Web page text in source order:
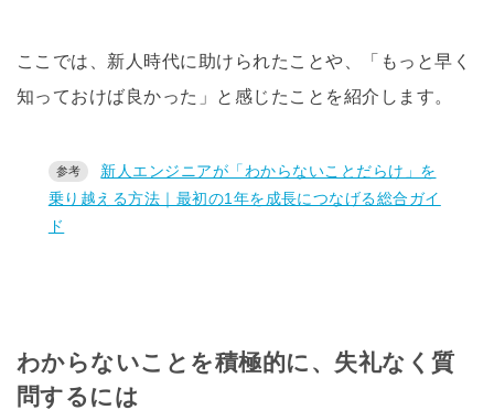
ここでは、新人時代に助けられたことや、「もっと早く
知っておけば良かった」と感じたことを紹介します。
新人エンジニアが「わからないことだらけ」を
乗り越える方法｜最初の1年を成長につなげる総合ガイ
ド
わからないことを積極的に、失礼なく質
問するには